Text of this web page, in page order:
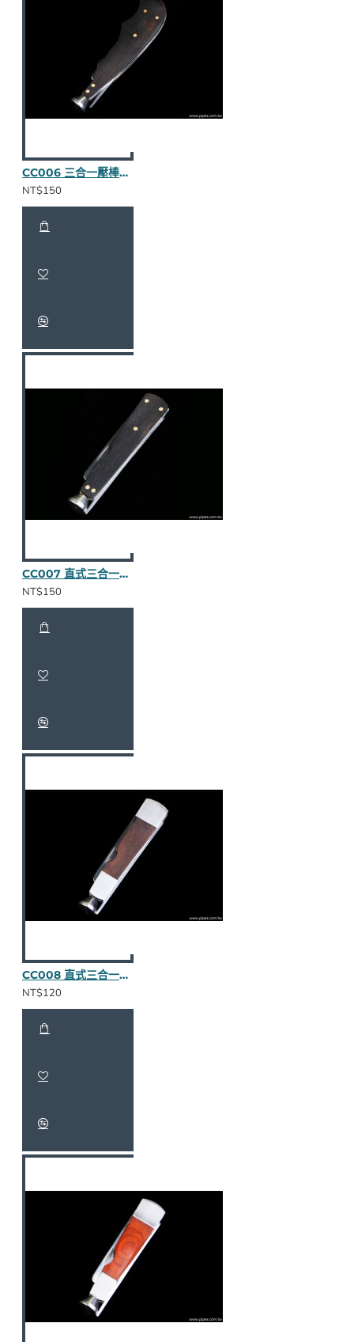
CC006 三合一壓棒（烏木全貼皮/卯釘）
NT$150
CC007 直式三合一壓棒（烏木全貼皮/卯釘）
NT$150
CC008 直式三合一壓棒（烏木半貼皮）
NT$120